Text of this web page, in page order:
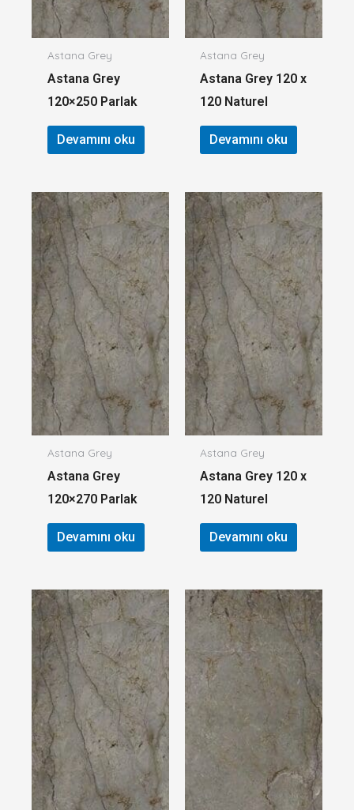
Astana Grey
Astana Grey
120×250 Parlak
Devamını oku
Astana Grey
Astana Grey 120 x
120 Naturel
Devamını oku
Astana Grey
Astana Grey
120×270 Parlak
Devamını oku
Astana Grey
Astana Grey 120 x
120 Naturel
Devamını oku